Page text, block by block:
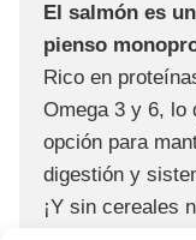
El salmón es
pienso
Rico en
Omega 3 y 6, lo
opción para
digestión y
¡Y sin cereales